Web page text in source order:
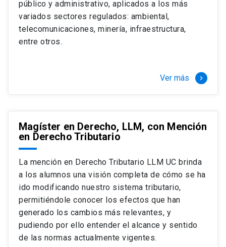
Si optas por la modalidad Full Time:
El LLM UC Full Time es una versión del programa
destinado principalmente a extranjeros, que permite
necesidades y expectativas profesionales, eligiendo
completamente al programa o compatibilizarás un
estudio intenso y exigente, con una muy baja carga
laboral, de marzo a noviembre, para dedicarte
completamente a la actividad de graduación de
diciembre a marzo.
2 cursos mínimos (10 créditos) Primer
semestre
+ 5 cursos a elección (50 créditos) Primer
semestre
+ 4 cursos a elección (40 créditos)
Juan Ignacio Piña Rochefort
Director Magíster en Derecho, LLM UC
público y administrativo, aplicados a los más
variados sectores regulados: ambiental,
telecomunicaciones, minería, infraestructura,
entre otros.
Ver más keyboard_arrow_right
Magíster en Derecho, LLM, con Mención
en Derecho Tributario
La mención en Derecho Tributario LLM UC brinda
a los alumnos una visión completa de cómo se ha
ido modificando nuestro sistema tributario,
permitiéndole conocer los efectos que han
generado los cambios más relevantes, y
pudiendo por ello entender el alcance y sentido
de las normas actualmente vigentes.